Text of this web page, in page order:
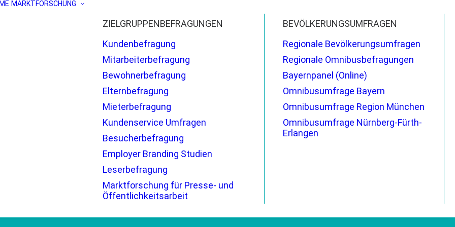
MARKTFORSCHUNG
ZIELGRUPPENBEFRAGUNGEN
Kundenbefragung
Mitarbeiterbefragung
Bewohnerbefragung
Elternbefragung
Mieterbefragung
Kundenservice Umfragen
Besucherbefragung
Employer Branding Studien
Leserbefragung
Marktforschung für Presse- und
Öffentlichkeitsarbeit
BEVÖLKERUNGSUMFRAGEN
Regionale Bevölkerungsumfragen
Regionale Omnibusbefragungen
Bayernpanel (Online)
Omnibusumfrage Bayern
Omnibusumfrage Region München
Omnibusumfrage Nürnberg-Fürth-
Erlangen